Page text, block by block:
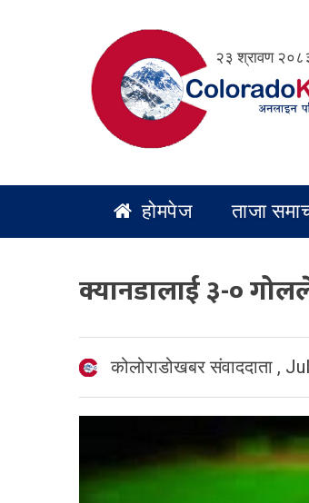
२३ श्रावण
होमपेज ताजा
क्यानडालाई ३-०
कोलोराडोखबर संवाददाता ,